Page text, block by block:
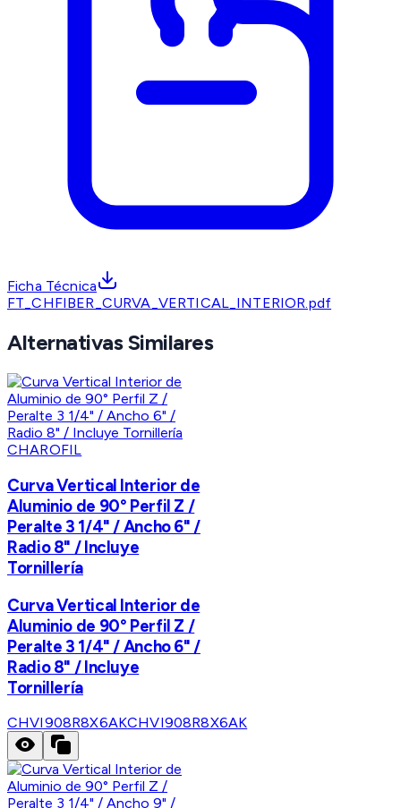
Ficha Técnica
FT_CHFIBER_CURVA_VERTICAL_INTERIOR.pdf
Alternativas Similares
CHAROFIL
Curva Vertical Interior de
Aluminio de 90° Perfil Z /
Peralte 3 1/4" / Ancho 6" /
Radio 8" / Incluye
Tornillería
Curva Vertical Interior de
Aluminio de 90° Perfil Z /
Peralte 3 1/4" / Ancho 6" /
Radio 8" / Incluye
Tornillería
CHVI908R8X6AKCHVI908R8X6AK